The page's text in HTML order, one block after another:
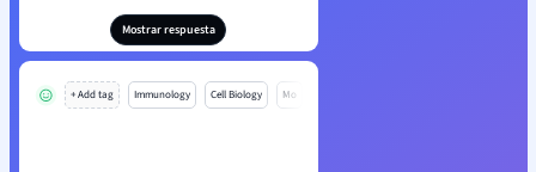
Mostrar respuesta
+ Add tag Immunology Cell Biology Mo